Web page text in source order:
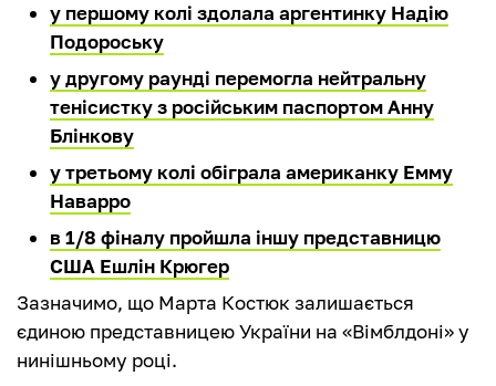
у першому колі здолала аргентинку Надію
Подороську
у другому раунді перемогла нейтральну
тенісистку з російським паспортом Анну
Блінкову
у третьому колі обіграла американку Емму
Наварро
в 1/8 фіналу пройшла іншу представницю
США Ешлін Крюгер
Зазначимо, що Марта Костюк залишається
єдиною представницею України на «Вімблдоні» у
нинішньому році.